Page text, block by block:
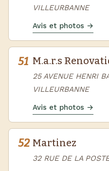
VILLEURBANNE
Avis et photos →
51 M.a.r.s
25 AVENUE HENRI
VILLEURBANNE
Avis et photos →
52 Martinez
32 RUE DE LA